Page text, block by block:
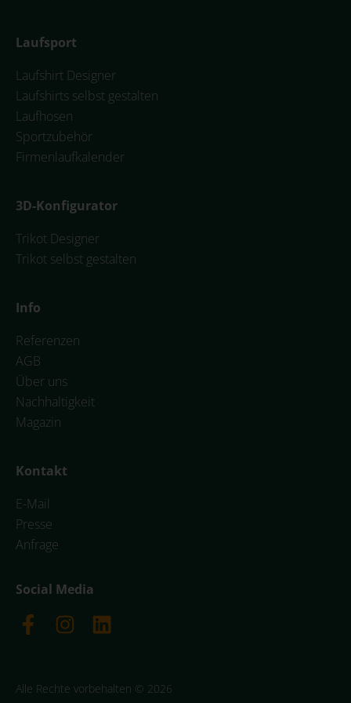
Laufsport
Laufshirt Designer
Laufshirts selbst gestalten
Laufhosen
Sportzubehör
Firmenlaufkalender
3D-Konfigurator
Trikot Designer
Trikot selbst gestalten
Info
Referenzen
AGB
Über uns
Nachhaltigkeit
Magazin
Kontakt
E-Mail
Presse
Anfrage
Social Media
Alle Rechte vorbehalten © 2026